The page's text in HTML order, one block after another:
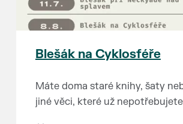
Blešák na Cyklosféře
Máte doma staré knihy, šaty
jiné věci, které už